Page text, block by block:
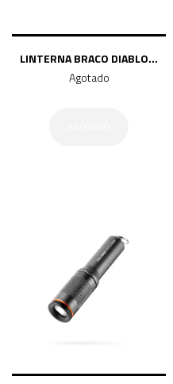
LINTERNA BRACO DIABLO...
Agotado